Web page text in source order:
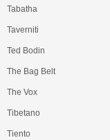
Tabatha
Taverniti
Ted Bodin
The Bag Belt
The Vox
Tibetano
Tiento